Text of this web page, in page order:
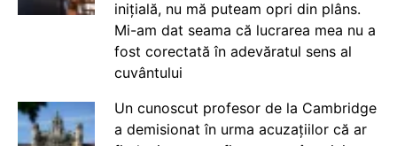
inițială, nu mă puteam opri din plâns.
Mi-am dat seama că lucrarea mea nu a
fost corectată în adevăratul sens al
cuvântului
Un cunoscut profesor de la Cambridge
a demisionat în urma acuzațiilor că ar